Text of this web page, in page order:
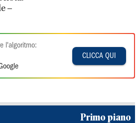
–
l'algoritmo:
CLICCA QUI
Primo piano